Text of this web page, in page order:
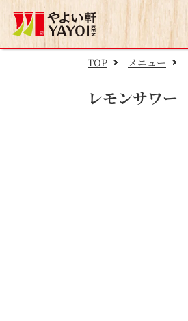
TOP メニュー
レモンサワー